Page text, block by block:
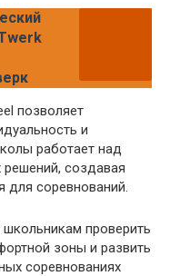
позволяет
и
работает над
создавая
для соревнований.
проверить
зоны и развить
соревнованиях